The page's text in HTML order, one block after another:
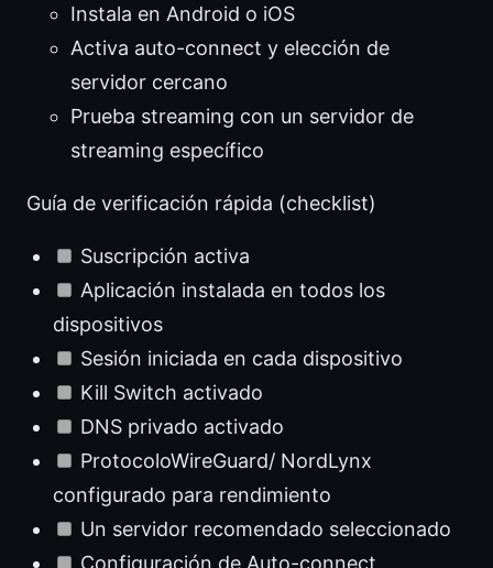
Instala en Android o iOS
Activa auto-connect y elección de
servidor cercano
Prueba streaming con un servidor de
streaming específico
Guía de verificación rápida (checklist)
Suscripción activa
Aplicación instalada en todos los
dispositivos
Sesión iniciada en cada dispositivo
Kill Switch activado
DNS privado activado
ProtocoloWireGuard/ NordLynx
configurado para rendimiento
Un servidor recomendado seleccionado
Configuración de Auto-connect